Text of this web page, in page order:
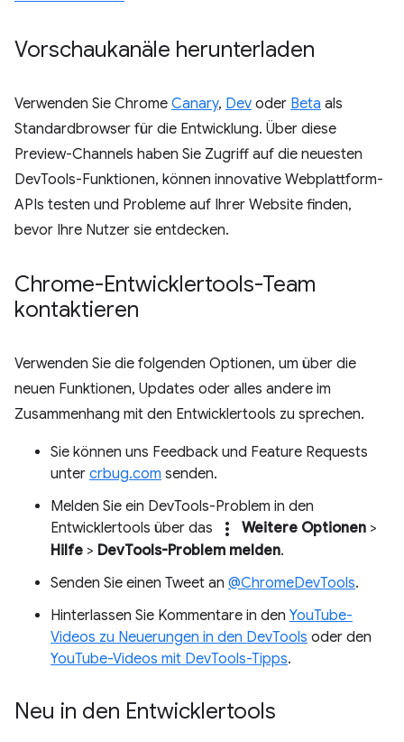
Vorschaukanäle herunterladen
Verwenden Sie Chrome Canary, Dev oder Beta als
Standardbrowser für die Entwicklung. Über diese
Preview-Channels haben Sie Zugriff auf die neuesten
DevTools-Funktionen, können innovative Webplattform-
APIs testen und Probleme auf Ihrer Website finden,
bevor Ihre Nutzer sie entdecken.
Chrome-Entwicklertools-Team
kontaktieren
Verwenden Sie die folgenden Optionen, um über die
neuen Funktionen, Updates oder alles andere im
Zusammenhang mit den Entwicklertools zu sprechen.
Sie können uns Feedback und Feature Requests
unter crbug.com senden.
Melden Sie ein DevTools-Problem in den
Entwicklertools über das
more_vert Weitere Optionen >
Hilfe > DevTools-Problem melden.
Senden Sie einen Tweet an @ChromeDevTools.
Hinterlassen Sie Kommentare in den YouTube-
Videos zu Neuerungen in den DevTools oder den
YouTube-Videos mit DevTools-Tipps.
Neu in den Entwicklertools